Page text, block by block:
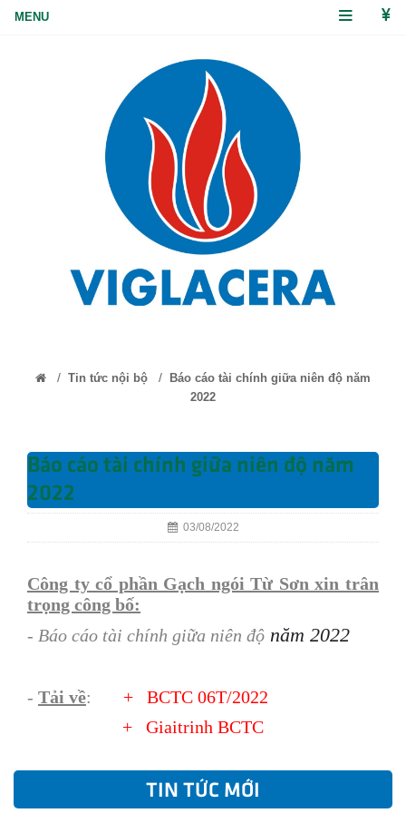
/ Tin tức nội bộ /
Báo cáo tài chính giữa niên độ năm
2022
Báo cáo tài chính giữa niên độ năm
2022
03/08/2022
Công ty cổ phần Gạch ngói Từ Sơn xin trân
trọng công bố:
- Báo cáo tài chính giữa niên độ năm 2022
- Tải về: + BCTC 06T/2022
+ Giaitrinh BCTC
TIN TỨC MỚI